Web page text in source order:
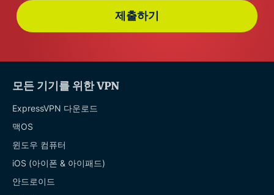
제출하기
모든 기기를 위한 VPN
ExpressVPN 다운로드
맥OS
윈도우 컴퓨터
iOS (아이폰 & 아이패드)
안드로이드